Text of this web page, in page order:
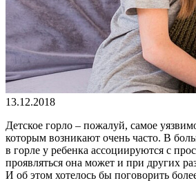
13.12.2018
Детское горло – пожалуй, самое
которым возникают очень часто. В
в горле у ребенка ассоциируются с
проявляться она может и при других
И об этом хотелось бы поговорить